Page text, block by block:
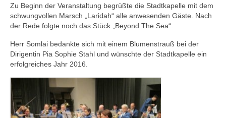
Downloads
Sponsoring
Zu Beginn der Veranstaltung begrüßte die Stadtkapelle mit dem
schwungvollen Marsch „Laridah“ alle anwesenden Gäste. Nach
der Rede folgte noch das Stück „Beyond The Sea“.
Herr Somlai bedankte sich mit einem Blumenstrauß bei der
Dirigentin Pia Sophie Stahl und wünschte der Stadtkapelle ein
erfolgreiches Jahr 2016.